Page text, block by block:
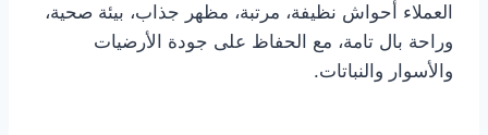
العملاء أحواش نظيفة، مرتبة، مظهر جذاب، بيئة صحية،
وراحة بال تامة، مع الحفاظ على جودة الأرضيات
والأسوار والنباتات.